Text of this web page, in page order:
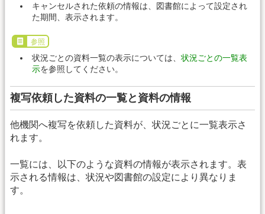
キャンセルされた依頼の情報は、図書館によって設定され
た期間、表示されます。
参照
状況ごとの資料一覧の表示については、 状況ごとの一覧表
示を参照してください。
複写依頼した資料の一覧と資料の情報
他機関へ複写を依頼した資料が、状況ごとに一覧表示さ
れます。
一覧には、以下のような資料の情報が表示されます。表
示される情報は、状況や図書館の設定により異なりま
す。